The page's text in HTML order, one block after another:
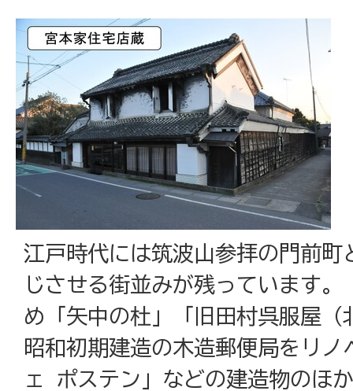
江戸時代には筑波山参拝の門前
じさせる街並みが残っています
め「矢中の杜」「旧田村呉服屋（
昭和初期建造の木造郵便局をリノ
ェ ポステン」などの建造物のほ